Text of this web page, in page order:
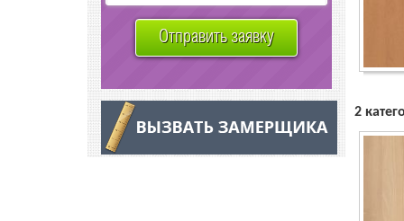
Отправить заявку
2